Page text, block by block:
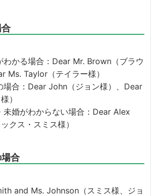
わかる場合：Dear Mr. Brown（ブラウ
Ms. Taylor（テイラー様）
場合：Dear John（ジョン様）、Dear
）
未婚がわからない場合：Dear Alex
クス・スミス様）
合
and Ms. Johnson（スミス様、ジョ